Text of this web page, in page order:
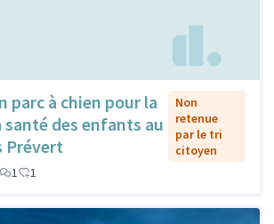
parc à chien pour la
des enfants au
Prévert
Non
retenue
par le tri
citoyen
1 1